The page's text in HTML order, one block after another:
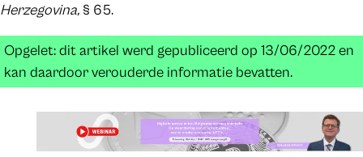
Herzegovina, § 65.
Opgelet: dit artikel werd gepubliceerd op 13/06/2022 en
kan daardoor verouderde informatie bevatten.